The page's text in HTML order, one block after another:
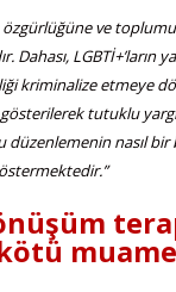
özgürlüğüne ve
Dahası, LGBTİ+’ların
kriminalize etmeye
tutuklu
nasıl bir